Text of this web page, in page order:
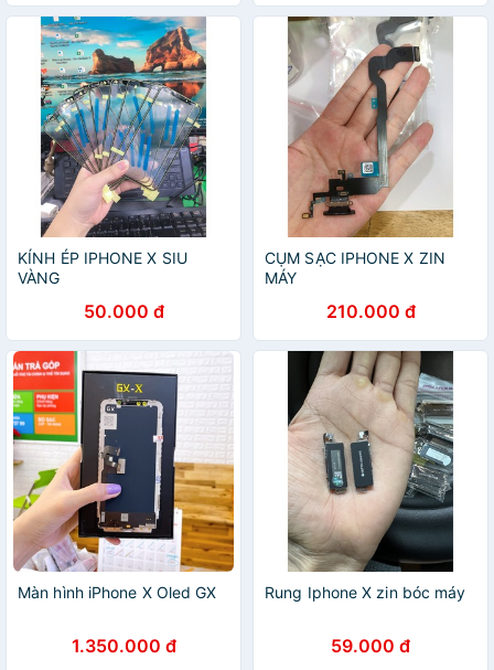
KÍNH ÉP IPHONE X SIU
VÀNG
50.000 đ
CỤM SẠC IPHONE X ZIN
MÁY
210.000 đ
Màn hình iPhone X Oled GX
1.350.000 đ
Rung Iphone X zin bóc máy
59.000 đ